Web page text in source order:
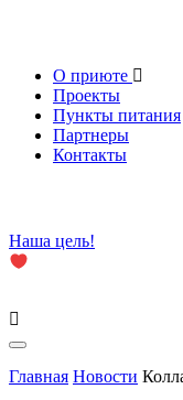
О приюте
Проекты
Пункты питания
Партнеры
Контакты
Наша цель!
Главная Новости